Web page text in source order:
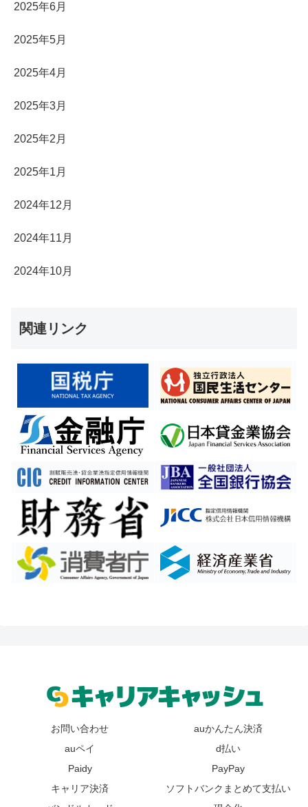
2025年6月
2025年5月
2025年4月
2025年3月
2025年2月
2025年1月
2024年12月
2024年11月
2024年10月
関連リンク
お問い合わせ
auかんたん決済
auペイ
d払い
Paidy
PayPay
キャリア決済
ソフトバンクまとめて支払い